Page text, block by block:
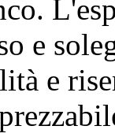
e
e